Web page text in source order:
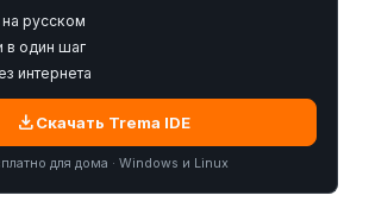
русском
в один шаг
интернета
downloadСкачать Trema IDE
для дома · Windows и Linux